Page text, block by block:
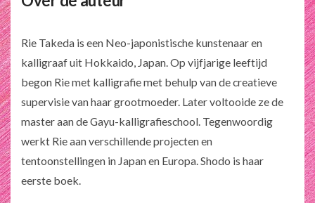
Rie Takeda is een Neo-japonistische kunstenaar en
kalligraaf uit Hokkaido, Japan. Op vijfjarige leeftijd
begon Rie met kalligrafie met behulp van de creatieve
supervisie van haar grootmoeder. Later voltooide ze de
master aan de Gayu-kalligrafieschool. Tegenwoordig
werkt Rie aan verschillende projecten en
tentoonstellingen in Japan en Europa.Shodo is haar
eerste boek.